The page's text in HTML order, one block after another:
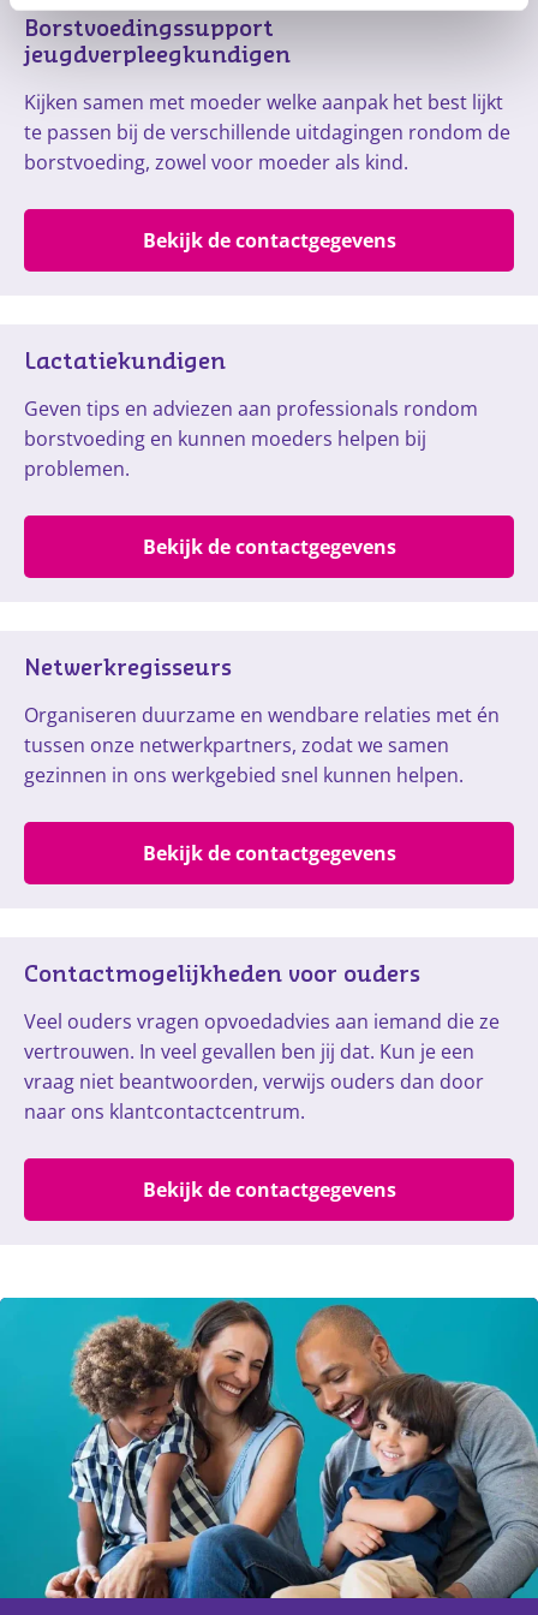
Borstvoedingssupport
jeugdverpleegkundigen
Kijken samen met moeder welke aanpak het best lijkt
te passen bij de verschillende uitdagingen rondom de
borstvoeding, zowel voor moeder als kind.
Bekijk de contactgegevens
Lactatiekundigen
Geven tips en adviezen aan professionals rondom
borstvoeding en kunnen moeders helpen bij
problemen.
Bekijk de contactgegevens
Netwerkregisseurs
Organiseren duurzame en wendbare relaties met én
tussen onze netwerkpartners, zodat we samen
gezinnen in ons werkgebied snel kunnen helpen.
Bekijk de contactgegevens
Contactmogelijkheden voor ouders
Veel ouders vragen opvoedadvies aan iemand die ze
vertrouwen. In veel gevallen ben jij dat. Kun je een
vraag niet beantwoorden, verwijs ouders dan door
naar ons klantcontactcentrum.
Bekijk de contactgegevens